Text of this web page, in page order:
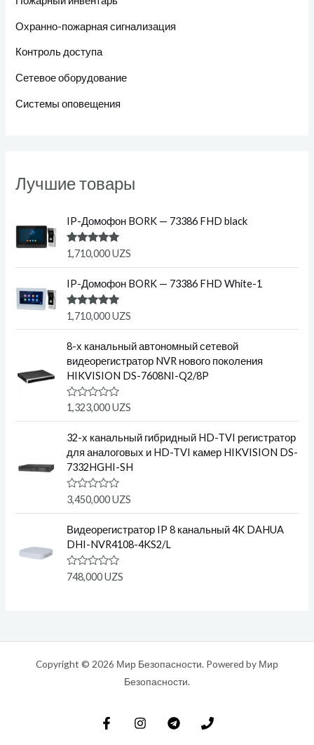
Охранно-пожарная сигнализация
Контроль доступа
Сетевое оборудование
Системы оповещения
Лучшие товары
IP-Домофон BORK — 73386 FHD black
Оценка
5.00
из 5
1,710,000UZS
IP-Домофон BORK — 73386 FHD White-1
Оценка
5.00
из 5
1,710,000UZS
8-х канальный автономный сетевой
видеорегистратор NVR нового поколения
HIKVISION DS-7608NI-Q2/8P
О
ц
н
а
0
з
5
1,323,000UZS
32-х канальный гибридный HD-TVI регистратор
для аналоговых и HD-TVI камер HIKVISION DS-
7332HGHI-SH
О
ц
н
а
0
и
з
3,450,000UZS
Видеорегистратор IP 8 канальный 4K DAHUA
DHI-NVR4108-4KS2/L
О
и
5
748,000UZS
Copyright © 2026 Мир Безопасности. Powered by Мир
Безопасности.